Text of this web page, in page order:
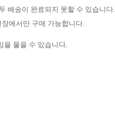
배송이 완료되지 못할 수 있습니다.
장에서만 구매 가능합니다.
을 물을 수 있습니다.